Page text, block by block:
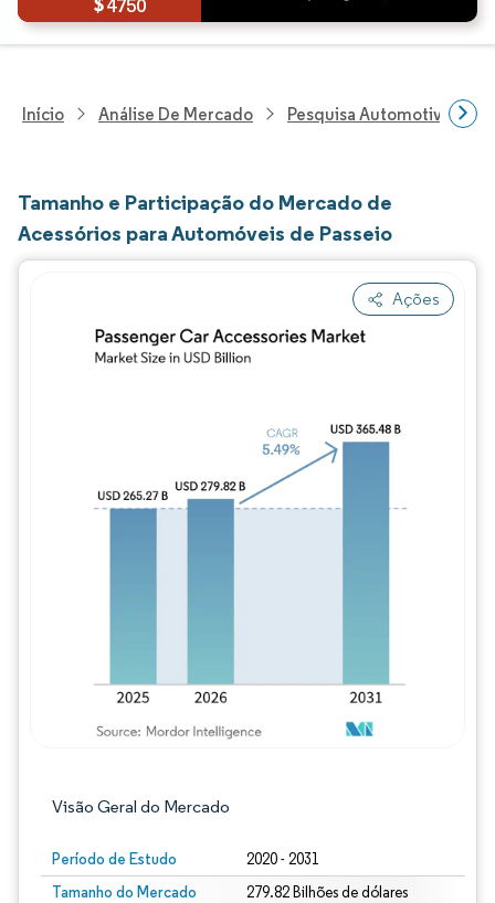
4750
Início Análise De Mercado Pesquisa Automotiva
Tamanho e Participação do Mercado de
Acessórios para Automóveis de Passeio
Ações
Visão Geral do Mercado
Período de Estudo 2020 - 2031
Tamanho do Mercado
279.82 Bilhões de dólares